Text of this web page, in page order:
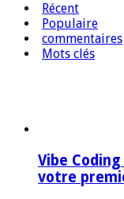
Récent
Populaire
commentaires
Mots clés
Vibe
votre